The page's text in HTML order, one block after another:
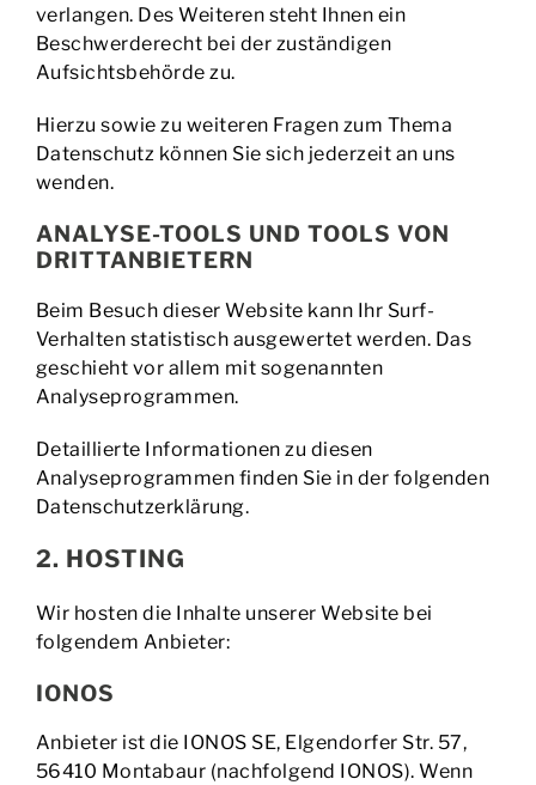
verlangen. Des Weiteren steht Ihnen ein
Beschwerderecht bei der zuständigen
Aufsichtsbehörde zu.
Hierzu sowie zu weiteren Fragen zum Thema
Datenschutz können Sie sich jederzeit an uns
wenden.
ANALYSE-TOOLS UND TOOLS VON
DRITT­ANBIETERN
Beim Besuch dieser Website kann Ihr Surf-
Verhalten statistisch ausgewertet werden. Das
geschieht vor allem mit sogenannten
Analyseprogrammen.
Detaillierte Informationen zu diesen
Analyseprogrammen finden Sie in der folgenden
Datenschutzerklärung.
2. HOSTING
Wir hosten die Inhalte unserer Website bei
folgendem Anbieter:
IONOS
Anbieter ist die IONOS SE, Elgendorfer Str. 57,
56410 Montabaur (nachfolgend IONOS). Wenn